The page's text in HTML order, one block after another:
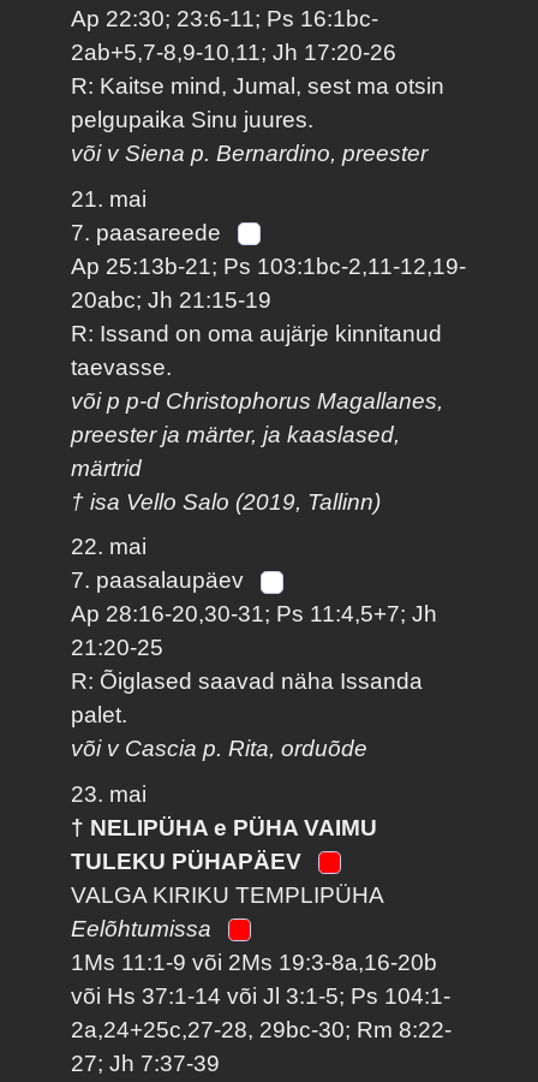
Ap 22:30; 23:6-11; Ps 16:1bc-
2ab+5,7-8,9-10,11; Jh 17:20-26
R: Kaitse mind, Jumal, sest ma otsin
pelgupaika Sinu juures.
või v Siena p. Bernardino, preester
21. mai
7. paasareede
Ap 25:13b-21; Ps 103:1bc-2,11-12,19-
20abc; Jh 21:15-19
R: Issand on oma aujärje kinnitanud
taevasse.
või p p-d Christophorus Magallanes,
preester ja märter, ja kaaslased,
märtrid
† isa Vello Salo (2019, Tallinn)
22. mai
7. paasalaupäev
Ap 28:16-20,30-31; Ps 11:4,5+7; Jh
21:20-25
R: Õiglased saavad näha Issanda
palet.
või v Cascia p. Rita, orduõde
23. mai
† NELIPÜHA e PÜHA VAIMU
TULEKU PÜHAPÄEV
VALGA KIRIKU TEMPLIPÜHA
Eelõhtumissa
1Ms 11:1-9 või 2Ms 19:3-8a,16-20b
või Hs 37:1-14 või Jl 3:1-5; Ps 104:1-
2a,24+25c,27-28, 29bc-30; Rm 8:22-
27; Jh 7:37-39